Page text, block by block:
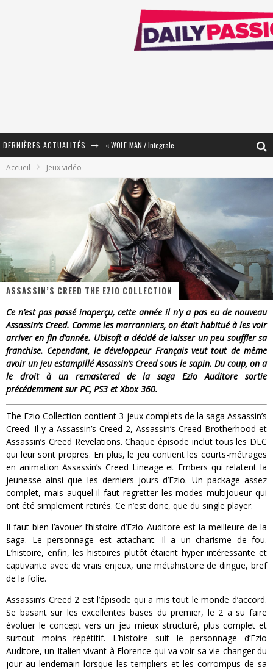
DERNIÈRES ACTUALITÉS
Star Fox
PsyRiver 2026 : la magie revient sur les rives de l’Aar
Assassin's Creed Black Flag Resynced
« Le Vent dand les Saules » - Une Belle Histoire !
« Damn Them All » - Un duo de Choc !
« WOLF-MAN / Integrale Tomes 1 et 2 » - Cruelle Vengeance !
Accueil Jeux vidéo
ASSASSIN’S CREED THE EZIO COLLECTION
Ce n’est pas passé inaperçu, cette année il n’y a pas eu de nouveau
Assassin’s Creed. Comme les marronniers, on était habitué à les voir
arriver en fin d’année. Ubisoft a décidé de laisser un peu souffler sa
franchise. Cependant, le développeur Français veut tout de même
avoir un jeu estampillé Assassin’s Creed sous le sapin. Du coup, on a
le droit à un remastered de la saga Ezio Auditore sortie
précédemment sur PC, PS3 et Xbox 360.
The Ezio Collection contient 3 jeux complets de la saga Assassin’s
Creed. Il y a Assassin’s Creed 2, Assassin’s Creed Brotherhood et
Assassin’s Creed Revelations. Chaque épisode inclut tous les DLC
qui leur sont propres. En plus, le jeu contient les courts-métrages
en animation Assassin’s Creed Lineage et Embers qui relatent la
jeunesse ainsi que les derniers jours d’Ezio. Un package assez
complet, mais auquel il faut regretter les modes multijoueur qui
ont été simplement retirés. Ce n’est donc, que du single player.
Il faut bien l’avouer l’histoire d’Ezio Auditore est la meilleure de la
saga. Le personnage est attachant. Il a un charisme de fou.
L’histoire, enfin, les histoires plutôt étaient hyper intéressante et
captivante avec de vrais enjeux, une métahistoire de dingue, bref
de la folie.
Assassin’s Creed 2 est l’épisode qui a mis tout le monde d’accord.
Se basant sur les excellentes bases du premier, le 2 a su faire
évoluer le concept vers un jeu mieux structuré, plus complet et
surtout moins répétitif. L’histoire suit le personnage d’Ezio
Auditore, un Italien vivant à Florence qui va voir sa vie changer du
jour au lendemain lorsque les templiers et les corrompus de sa